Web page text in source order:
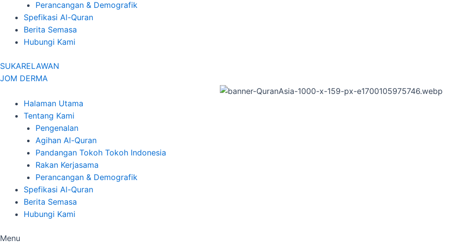
Perancangan & Demografik
Spefikasi Al-Quran
Berita Semasa
Hubungi Kami
SUKARELAWAN
JOM DERMA
Halaman Utama
Tentang Kami
Pengenalan
Agihan Al-Quran
Pandangan Tokoh Tokoh Indonesia
Rakan Kerjasama
Perancangan & Demografik
Spefikasi Al-Quran
Berita Semasa
Hubungi Kami
Menu